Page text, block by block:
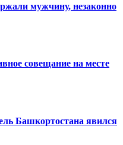
мужчину, незаконно
совещание на месте
Башкортостана явился